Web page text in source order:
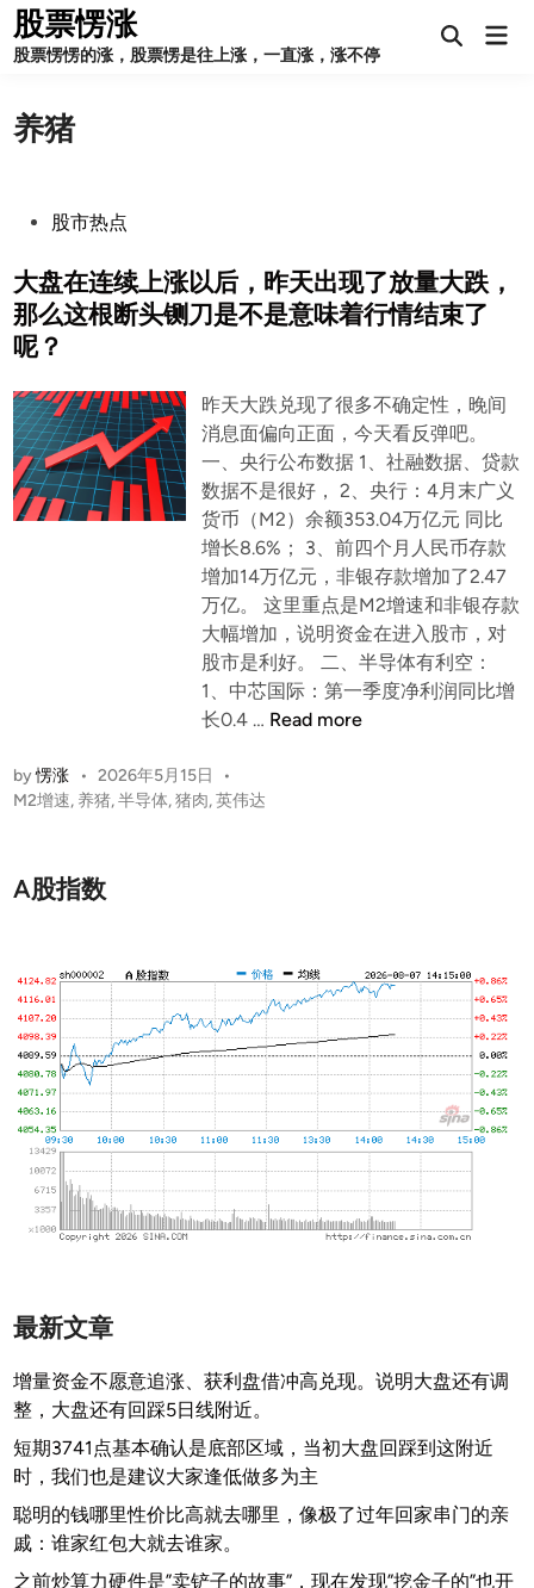
Skip
to
content
股票愣涨
股票愣愣的涨，股票愣是往上涨，一直涨，涨不停
Open
养猪
s
t
e
d
i
n
股市热点
大盘在连续上涨以后，昨天出现了放量大跌，
那么这根断头铡刀是不是意味着行情结束了
呢？
昨天大跌兑现了很多不确定性，晚间
消息面偏向正面，今天看反弹吧。
一、央行公布数据 1、社融数据、贷款
数据不是很好， 2、央行：4月末广义
货币（M2）余额353.04万亿元 同比
增长8.6%； 3、前四个月人民币存款
增加14万亿元，非银存款增加了2.47
万亿。 这里重点是M2增速和非银存款
大幅增加，说明资金在进入股市，对
股市是利好。 二、半导体有利空：
1、中芯国际：第一季度净利润同比增
长0.4 … 大
，
昨
天
出
现
了
放
量
大
跌
根
头
铡
刀
是
是
Read more
by愣涨 • 2026年5月15日
•
M2增速, 养猪,半导体,猪肉,英伟达
A股指数
最新文章
增量资金不愿意追涨、获利盘借冲高兑现。说明大盘还有调
整，大盘还有回踩5日线附近。
短期3741点基本确认是底部区域，当初大盘回踩到这附近
时，我们也是建议大家逢低做多为主
聪明的钱哪里性价比高就去哪里，像极了过年回家串门的亲
戚：谁家红包大就去谁家。
之前炒算力硬件是”卖铲子的故事”，现在发现”挖金子的”也开